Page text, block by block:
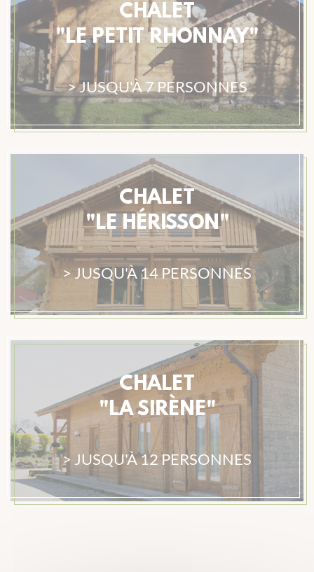
CHALET
"LE PETIT RHONNAY"
> JUSQU'À 7 PERSONNES
CHALET
"LE HÉRISSON"
> JUSQU'À 14 PERSONNES
CHALET
"LA SIRÈNE"
> JUSQU'À 12 PERSONNES